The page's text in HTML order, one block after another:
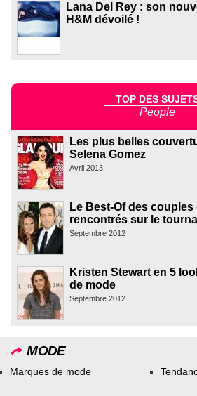
Lana Del Rey : son
H&M dévoilé !
TOP DES
People
Les plus belles
Selena Gomez
Avril 2013
Le Best-Of des
rencontrés sur le
Septembre 2012
Kristen Stewart en 5
de mode
Septembre 2012
MODE
Marques de mode